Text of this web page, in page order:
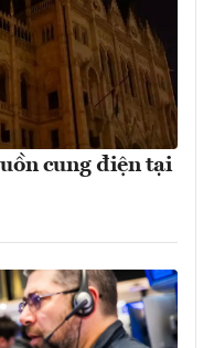
cung điện tại